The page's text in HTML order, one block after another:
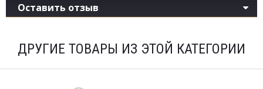
Оставить отзыв
ДРУГИЕ ТОВАРЫ ИЗ ЭТОЙ КАТЕГОРИИ